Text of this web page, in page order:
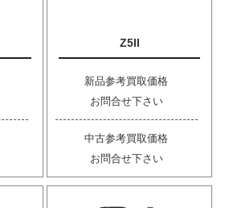
Z5II
新品参考買取価格
お問合せ下さい
中古参考買取価格
お問合せ下さい